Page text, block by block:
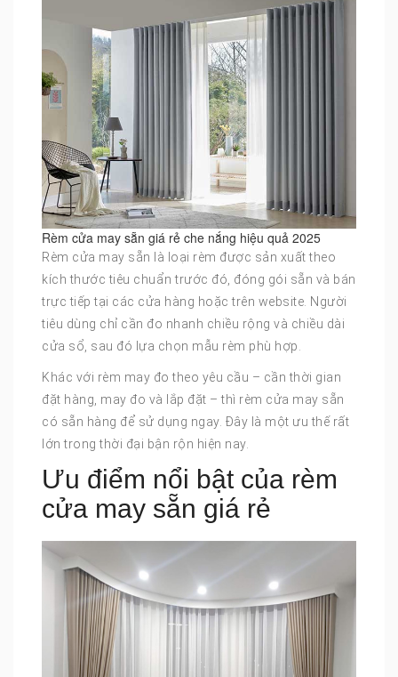
Rèm cửa may sẵn giá rẻ che nắng hiệu quả 2025
Rèm cửa may sẵn là loại rèm được sản xuất theo
kích thước tiêu chuẩn trước đó, đóng gói sẵn và bán
trực tiếp tại các cửa hàng hoặc trên website. Người
tiêu dùng chỉ cần đo nhanh chiều rộng và chiều dài
cửa sổ, sau đó lựa chọn mẫu rèm phù hợp.
Khác với rèm may đo theo yêu cầu – cần thời gian
đặt hàng, may đo và lắp đặt – thì rèm cửa may sẵn
có sẵn hàng để sử dụng ngay. Đây là một ưu thế rất
lớn trong thời đại bận rộn hiện nay.
Ưu điểm nổi bật của rèm
cửa may sẵn giá rẻ